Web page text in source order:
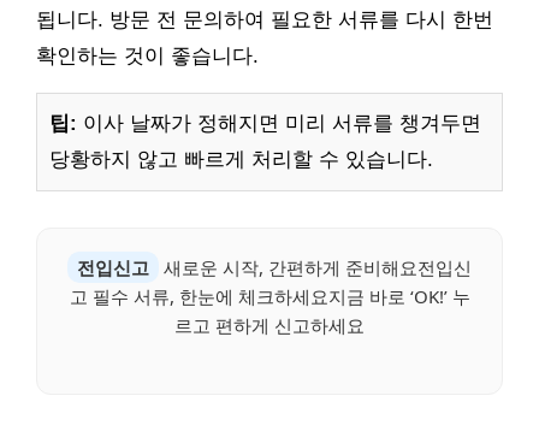
됩니다. 방문 전 문의하여 필요한 서류를 다시 한번
확인하는 것이 좋습니다.
팁: 이사 날짜가 정해지면 미리 서류를 챙겨두면
당황하지 않고 빠르게 처리할 수 있습니다.
전입신고
새로운 시작, 간편하게 준비해요전입신
고 필수 서류, 한눈에 체크하세요지금 바로 ‘OK!’ 누
르고 편하게 신고하세요